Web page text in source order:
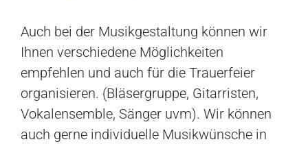
Auch bei der Musikgestaltung können wir
Ihnen verschiedene Möglichkeiten
empfehlen und auch für die Trauerfeier
organisieren. (Bläsergruppe, Gitarristen,
Vokalensemble, Sänger uvm). Wir können
auch gerne individuelle Musikwünsche in